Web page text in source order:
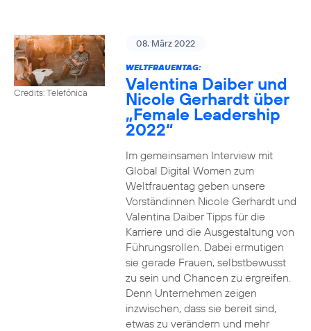
Credits: Telefónica
08. März 2022
WELTFRAUENTAG:
Valentina Daiber und
Nicole Gerhardt über
„Female Leadership
2022“
Im gemeinsamen Interview mit
Global Digital Women zum
Weltfrauentag geben unsere
Vorständinnen Nicole Gerhardt und
Valentina Daiber Tipps für die
Karriere und die Ausgestaltung von
Führungsrollen. Dabei ermutigen
sie gerade Frauen, selbstbewusst
zu sein und Chancen zu ergreifen.
Denn Unternehmen zeigen
inzwischen, dass sie bereit sind,
etwas zu verändern und mehr